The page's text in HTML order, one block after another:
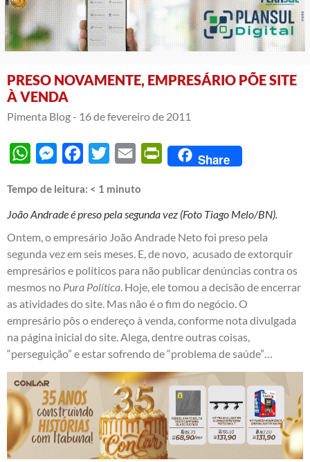
PRESO NOVAMENTE, EMPRESÁRIO PÕE SITE
À VENDA
Pimenta Blog - 16 de fevereiro de 2011
WhatsAppMessengerFacebook
Twitter Email PrintFriendly
Share
Tempo de leitura: < 1 minuto
João Andrade é preso pela segunda vez (Foto Tiago Melo/BN).
Ontem, o empresário João Andrade Neto foi preso pela
segunda vez em seis meses. E, de novo, acusado de extorquir
empresários e políticos para não publicar denúncias contra os
mesmos no Pura Política. Hoje, ele tomou a decisão de encerrar
as atividades do site. Mas não é o fim do negócio. O
empresário pôs o endereço à venda, conforme nota divulgada
na página inicial do site. Alega, dentre outras coisas,
“perseguição” e estar sofrendo de “problema de saúde”…